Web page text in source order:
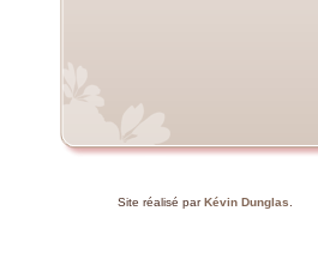
Site réalisé parKévin Dunglas